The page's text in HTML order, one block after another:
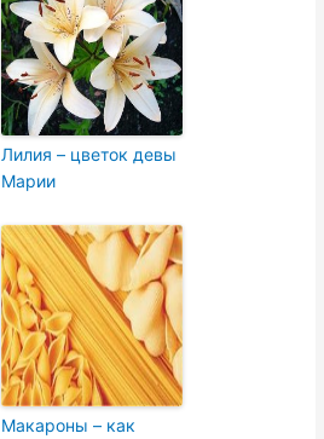
Лилия – цветок девы
Марии
Макароны – как